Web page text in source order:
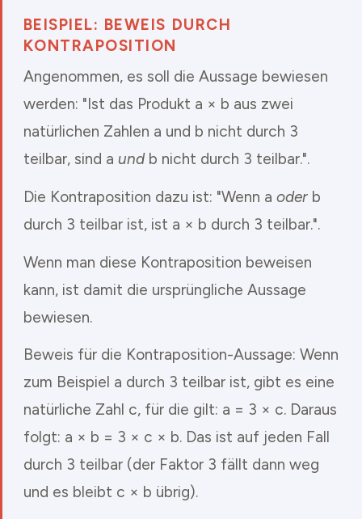
BEISPIEL: BEWEIS DURCH
KONTRAPOSITION
Angenommen, es soll die Aussage bewiesen
werden: "Ist das Produkt a × b aus zwei
natürlichen Zahlen a und b nicht durch 3
teilbar, sind a undb nicht durch 3 teilbar.".
Die Kontraposition dazu ist: "Wenn a oderb
durch 3 teilbar ist, ist a × b durch 3 teilbar.".
Wenn man diese Kontraposition beweisen
kann, ist damit die ursprüngliche Aussage
bewiesen.
Beweis für die Kontraposition-Aussage: Wenn
zum Beispiel a durch 3 teilbar ist, gibt es eine
natürliche Zahl c, für die gilt: a = 3 × c. Daraus
folgt: a × b = 3 × c × b. Das ist auf jeden Fall
durch 3 teilbar (der Faktor 3 fällt dann weg
und es bleibt c × b übrig).